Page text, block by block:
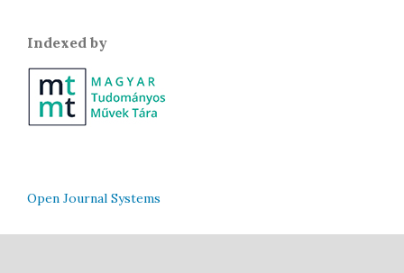
Indexed by
Open Journal Systems